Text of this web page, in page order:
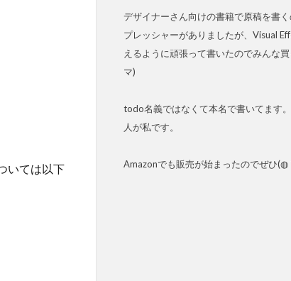
いては以下
デザイナーさん向けの書籍で原稿を書
プレッシャーがありましたが、Visual
えるように頑張って書いたのでみんな
マ)
todo名義ではなくて本名で書いてます
人が私です。
Amazonでも販売が始まったのでぜひ(◍